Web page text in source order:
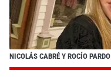
NICOLÁS CABRÉ Y ROCÍO PARDO